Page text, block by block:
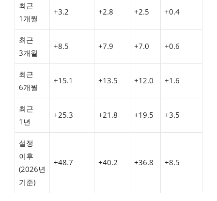
최근
1개월
+3.2 +2.8 +2.5 +0.4
최근
3개월
+8.5 +7.9 +7.0 +0.6
최근
6개월
+15.1 +13.5 +12.0 +1.6
최근
1년
+25.3 +21.8 +19.5 +3.5
설정
이후
(2026년
기준)
+48.7 +40.2 +36.8 +8.5